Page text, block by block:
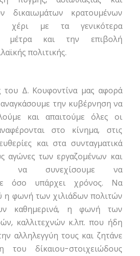
δικαιωμάτων κρατουμένων
χέρι με τα γενικότερα
μέτρα και την επιβολή
πολιτικής.
του Δ. Κουφοντίνα μας αφορά
την κυβέρνηση να
και απαιτούμε όλες οι
στο κίνημα, στις
και στα συνταγματικά
αγώνες των εργαζομένων και
να συνεχίσουμε να
όσο υπάρχει χρόνος. Να
η φωνή των χιλιάδων πολιτών
καθημερινά, η φωνή των
καλλιτεχνών κ.λπ. που ήδη
αλληλεγγύη τους και ζητάνε
του δίκαιου-στοιχειώδους